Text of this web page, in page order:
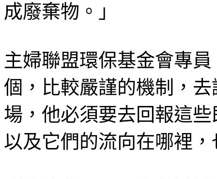
成廢棄物。」
主婦聯盟環保基金會專
個，比較嚴謹的機制，
場，他必須要去回報這
以及它們的流向在哪裡